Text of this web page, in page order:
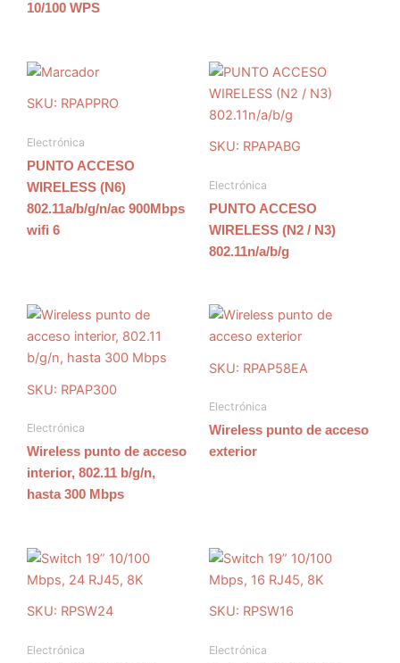
10/100 WPS
SKU: RPAPPRO
Electrónica
PUNTO ACCESO
WIRELESS (N6)
802.11a/b/g/n/ac 900Mbps
wifi 6
SKU: RPAPABG
Electrónica
PUNTO ACCESO
WIRELESS (N2 / N3)
802.11n/a/b/g
SKU: RPAP300
Electrónica
Wireless punto de acceso
interior, 802.11 b/g/n,
hasta 300 Mbps
SKU: RPAP58EA
Electrónica
Wireless punto de acceso
exterior
SKU: RPSW24
Electrónica
SKU: RPSW16
Electrónica